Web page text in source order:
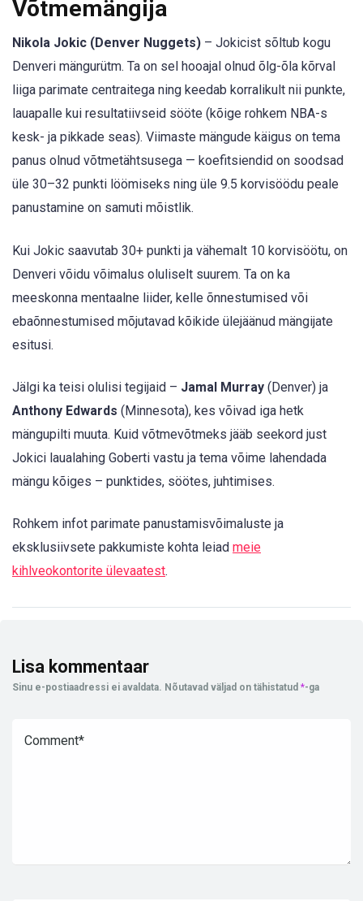
Võtmemängija
Nikola Jokic (Denver Nuggets) – Jokicist sõltub kogu
Denveri mängurütm. Ta on sel hooajal olnud õlg-õla kõrval
liiga parimate centraitega ning keedab korralikult nii punkte,
lauapalle kui resultatiivseid sööte (kõige rohkem NBA-s
kesk- ja pikkade seas). Viimaste mängude käigus on tema
panus olnud võtmetähtsusega — koefitsiendid on soodsad
üle 30–32 punkti löömiseks ning üle 9.5 korvisöödu peale
panustamine on samuti mõistlik.
Kui Jokic saavutab 30+ punkti ja vähemalt 10 korvisöötu, on
Denveri võidu võimalus oluliselt suurem. Ta on ka
meeskonna mentaalne liider, kelle õnnestumised või
ebaõnnestumised mõjutavad kõikide ülejäänud mängijate
esitusi.
Jälgi ka teisi olulisi tegijaid – Jamal Murray (Denver) ja
Anthony Edwards (Minnesota), kes võivad iga hetk
mängupilti muuta. Kuid võtmevõtmeks jääb seekord just
Jokici laualahing Goberti vastu ja tema võime lahendada
mängu kõiges – punktides, söötes, juhtimises.
Rohkem infot parimate panustamisvõimaluste ja
eksklusiivsete pakkumiste kohta leiad meie
kihlveokontorite ülevaatest.
Lisa kommentaar
Sinu e-postiaadressi ei avaldata. Nõutavad väljad on tähistatud *-ga